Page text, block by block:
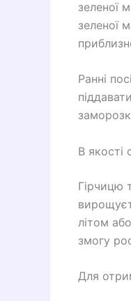
зеленої
зеленої
Ранні
В якості
Гірчицю
літом
змогу
Для